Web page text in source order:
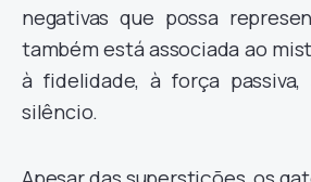
negativas que possa
também está associada ao
à fidelidade, à força
silêncio.